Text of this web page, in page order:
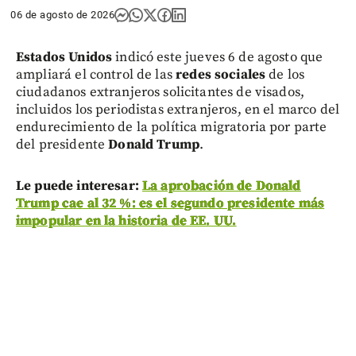
06 de agosto de 2026
Estados Unidosindicó este jueves 6 de agosto que
ampliará el control de lasredes socialesde los
ciudadanos extranjeros solicitantes de visados,
incluidos los periodistas extranjeros, en el marco del
endurecimiento de la política migratoria por parte
del presidenteDonald Trump.
Le puede interesar: La aprobación de Donald
Trump cae al 32 %: es el segundo presidente más
impopular en la historia de EE. UU.